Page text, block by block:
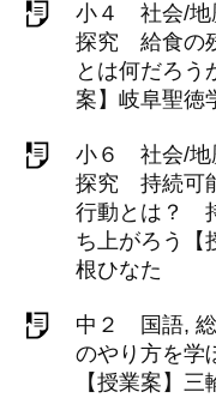
小４ 社会/地
探究 給食の
とは何だろ
案】岐阜聖
小６ 社会/地
探究 持続可
行動とは？
ち上がろう
根ひなた
中２ 国語,
のやり方を学
【授業案】